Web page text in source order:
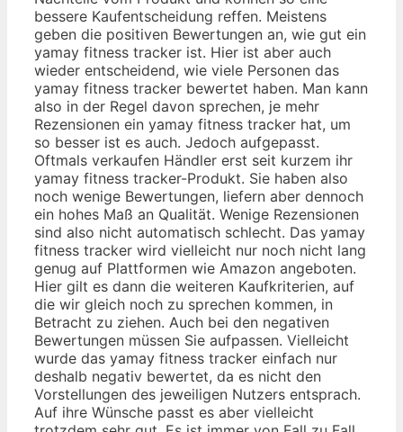
bessere Kaufentscheidung reffen. Meistens
geben die positiven Bewertungen an, wie gut ein
yamay fitness tracker ist. Hier ist aber auch
wieder entscheidend, wie viele Personen das
yamay fitness tracker bewertet haben. Man kann
also in der Regel davon sprechen, je mehr
Rezensionen ein yamay fitness tracker hat, um
so besser ist es auch. Jedoch aufgepasst.
Oftmals verkaufen Händler erst seit kurzem ihr
yamay fitness tracker-Produkt. Sie haben also
noch wenige Bewertungen, liefern aber dennoch
ein hohes Maß an Qualität. Wenige Rezensionen
sind also nicht automatisch schlecht. Das yamay
fitness tracker wird vielleicht nur noch nicht lang
genug auf Plattformen wie Amazon angeboten.
Hier gilt es dann die weiteren Kaufkriterien, auf
die wir gleich noch zu sprechen kommen, in
Betracht zu ziehen. Auch bei den negativen
Bewertungen müssen Sie aufpassen. Vielleicht
wurde das yamay fitness tracker einfach nur
deshalb negativ bewertet, da es nicht den
Vorstellungen des jeweiligen Nutzers entsprach.
Auf ihre Wünsche passt es aber vielleicht